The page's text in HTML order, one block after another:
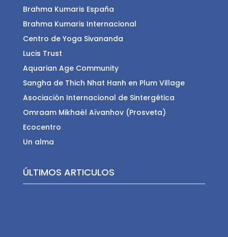
Brahma Kumaris España
Brahma Kumaris Internacional
Centro de Yoga Sivananda
Lucis Trust
Aquarian Age Community
Sangha de Thich Nhat Hanh en Plum Village
Asociación Internacional de Sintergética
Omraam Mikhaël Aïvanhov (Prosveta)
Ecocentro
Un alma
ÚLTIMOS ARTICULOS